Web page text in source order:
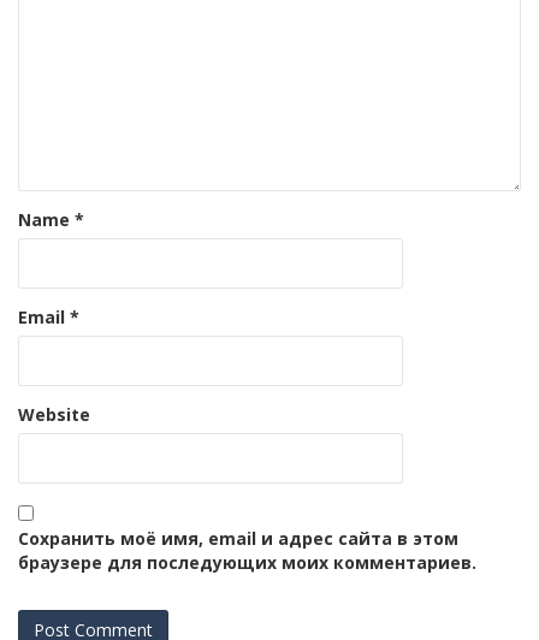
Name *
Email *
Website
Сохранить моё имя, email и адрес сайта в этом
браузере для последующих моих комментариев.